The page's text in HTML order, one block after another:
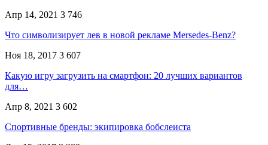
Апр 14, 2021 3 746
Что символизирует лев в новой рекламе Mersedes-Benz?
Ноя 18, 2017 3 607
Какую игру загрузить на смартфон: 20 лучших вариантов
для…
Апр 8, 2021 3 602
Спортивные бренды: экипировка бобслеиста